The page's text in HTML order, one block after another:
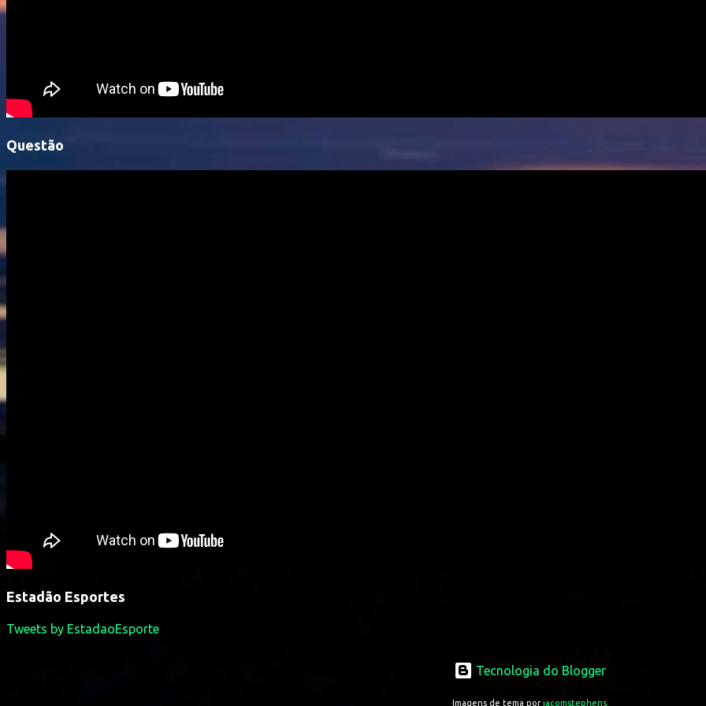
Questão
Estadão Esportes
Tweets by EstadaoEsporte
Tecnologia do Blogger
Imagens de tema porjacomstephens